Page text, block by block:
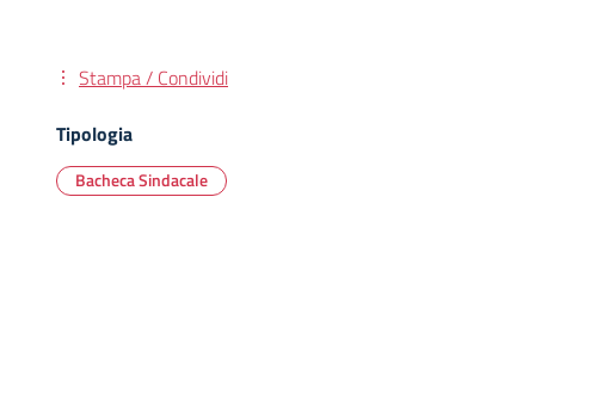
Stampa / Condividi
Tipologia
Bacheca Sindacale